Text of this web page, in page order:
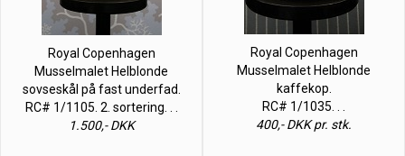
Royal Copenhagen
Musselmalet Helblonde
sovseskål på fast underfad.
RC# 1/1105. 2. sortering. . .
1.500,- DKK
Royal Copenhagen
Musselmalet Helblonde
kaffekop.
RC# 1/1035. . .
400,- DKK pr. stk.